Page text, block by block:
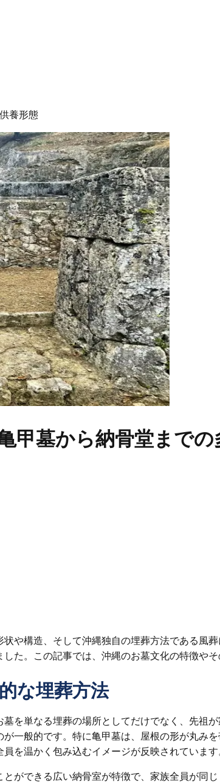
養形態
甲墓から納骨堂まで
や構造、そして沖縄独自の埋葬方法である風
た。この記事では、沖縄のお墓文化の特徴や
な埋葬方法
墓を単なる埋葬の場所としてだけでなく、先祖
一般的です。特に亀甲墓は、屋根の形が丸み
を温かく包み込むイメージが反映されています
ができる広い納骨室が特徴で、家族全員が同